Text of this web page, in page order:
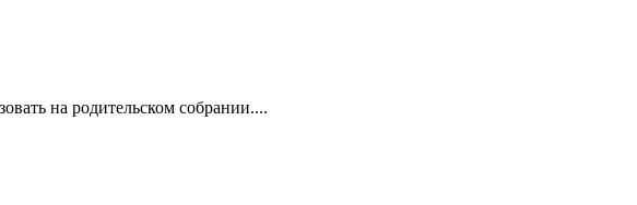
на родительском собрании....